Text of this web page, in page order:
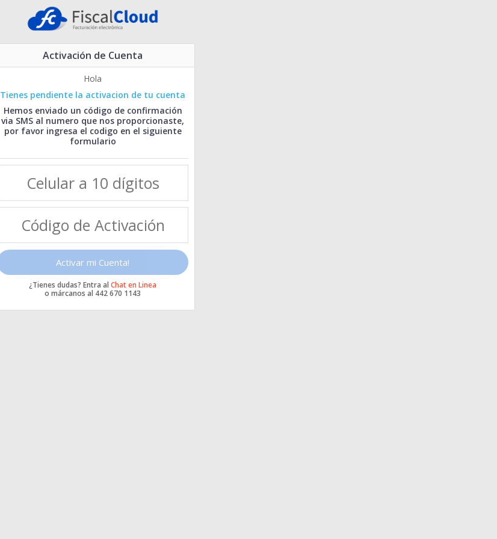
Activación de Cuenta
Hola
Tienes pendiente la activacion de tu cuenta
Hemos enviado un código de confirmación
via SMS al numero que nos proporcionaste,
por favor ingresa el codigo en el siguiente
formulario
Activar mi Cuenta!
¿Tienes dudas? Entra al Chat en Linea
o márcanos al 442 670 1143